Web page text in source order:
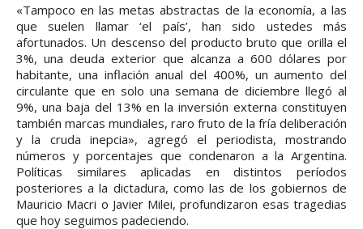
«Tampoco en las metas abstractas de la economía, a las
que suelen llamar ‘el país’, han sido ustedes más
afortunados. Un descenso del producto bruto que orilla el
3%, una deuda exterior que alcanza a 600 dólares por
habitante, una inflación anual del 400%, un aumento del
circulante que en solo una semana de diciembre llegó al
9%, una baja del 13% en la inversión externa constituyen
también marcas mundiales, raro fruto de la fría deliberación
y la cruda inepcia», agregó el periodista, mostrando
números y porcentajes que condenaron a la Argentina.
Políticas similares aplicadas en distintos períodos
posteriores a la dictadura, como las de los gobiernos de
Mauricio Macri o Javier Milei, profundizaron esas tragedias
que hoy seguimos padeciendo.